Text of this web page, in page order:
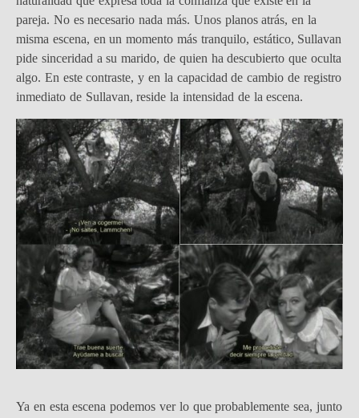
pareja. No es necesario nada más. Unos planos atrás, en la
misma escena, en un momento más tranquilo, estático, Sullavan
pide sinceridad a su marido, de quien ha descubierto que oculta
algo. En este contraste, y en la capacidad de cambio de registro
inmediato de Sullavan, reside la intensidad de la escena.
Ya en esta escena podemos ver lo que probablemente sea, junto